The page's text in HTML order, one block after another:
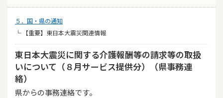
５．国・県の通知
└ 【重要】東日本大震災関連情報
東日本大震災に関する介護報酬等の請求等の取扱
いについて（８月サービス提供分）（県事務連
絡）
県からの事務連絡です。